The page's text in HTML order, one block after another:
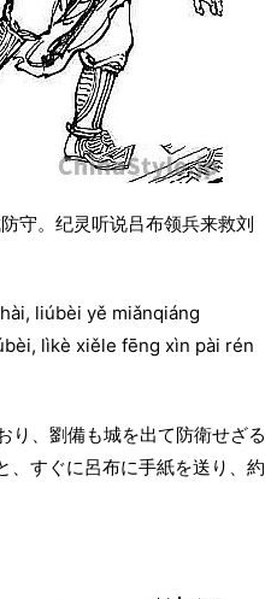
守。纪灵听说吕布领兵来救刘
liúbèi yě miǎnqiáng
lìkè xiěle fēng xìn pài rén
り、劉備も城を出て防衛せざる
、すぐに呂布に手紙を送り、約